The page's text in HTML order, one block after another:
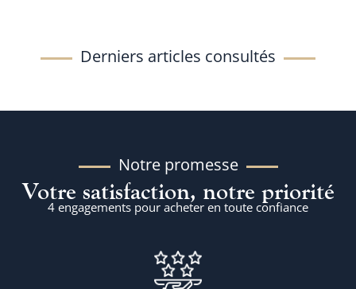
Derniers articles consultés
Notre promesse
Votre satisfaction, notre priorité
4 engagements pour acheter en toute confiance